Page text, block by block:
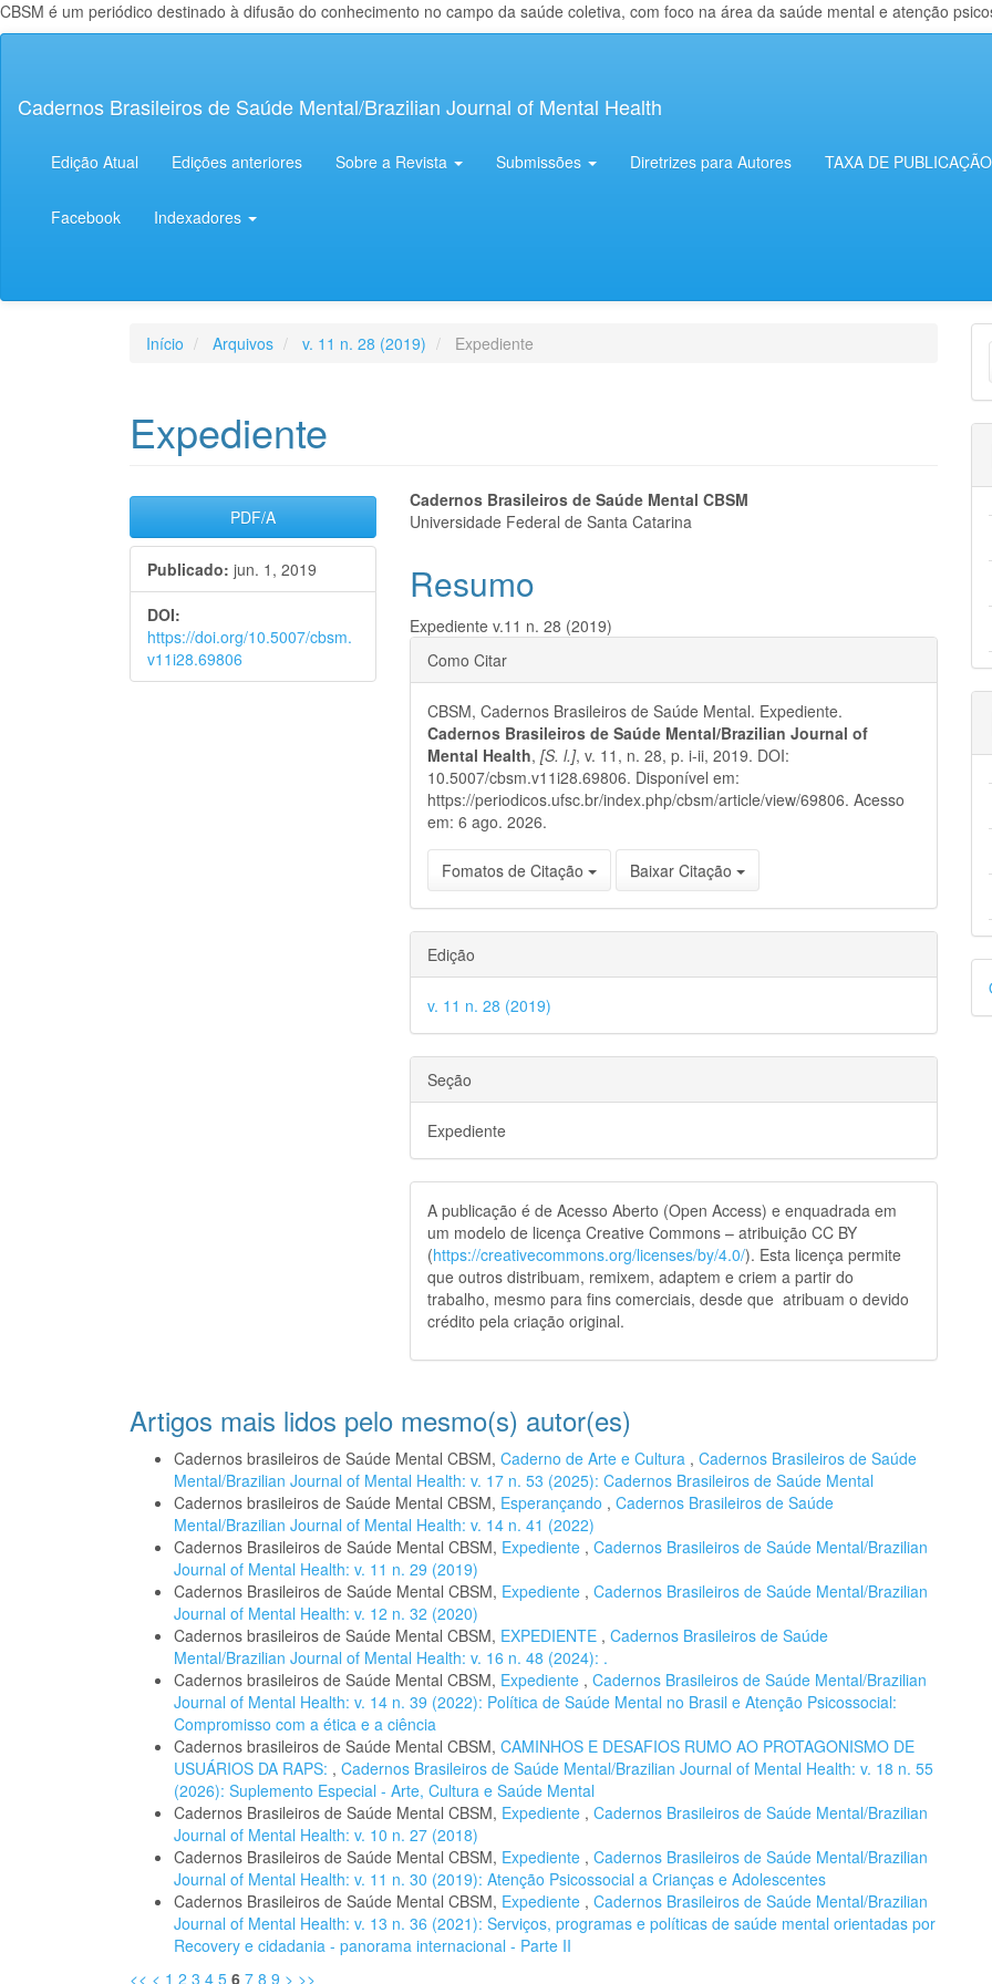
CBSM é um periódico destinado à difusão do conhecimento no campo da saúde coletiva, com foco na área da saúde mental e atenção
principal
Lateral
Cadernos Brasileiros de Saúde Mental/Brazilian Journal of Mental Health
Edição Atual Edições anteriores Sobre a Revista Submissões Diretrizes para Autores TAXA DE PUBLICAÇÃO
Facebook Indexadores
Início Arquivos v. 11 n. 28 (2019) Expediente
Expediente
Barra
lateral
de
artigos
PDF/A
Publicado: jun. 1, 2019
DOI:
https://doi.org/10.5007/cbsm.
v11i28.69806
Conteúdo
artigo
principal
Cadernos Brasileiros de Saúde Mental CBSM
Universidade Federal de Santa Catarina
Resumo
Expediente v.11 n. 28 (2019)
Detalhes
do
artigo
Como Citar
CBSM, Cadernos Brasileiros de Saúde Mental. Expediente.
Cadernos Brasileiros de Saúde Mental/Brazilian Journal of
Mental Health,[S. l.], v. 11, n. 28, p. i-ii, 2019. DOI:
10.5007/cbsm.v11i28.69806. Disponível em:
https://periodicos.ufsc.br/index.php/cbsm/article/view/69806. Acesso
em: 6 ago. 2026.
Fomatos de Citação Baixar Citação
Edição
v. 11 n. 28 (2019)
Seção
Expediente
A publicação é de Acesso Aberto (Open Access) e enquadrada em
um modelo de licença Creative Commons – atribuição CC BY
(https://creativecommons.org/licenses/by/4.0/). Esta licença permite
que outros distribuam, remixem, adaptem e criem a partir do
trabalho, mesmo para fins comerciais, desde que atribuam o devido
crédito pela criação original.
Artigos mais lidos pelo mesmo(s) autor(es)
Cadernos brasileiros de Saúde Mental CBSM, Caderno de Arte e Cultura , Cadernos Brasileiros de Saúde
Mental/Brazilian Journal of Mental Health: v. 17 n. 53 (2025): Cadernos Brasileiros de Saúde Mental
Cadernos brasileiros de Saúde Mental CBSM, Esperançando , Cadernos Brasileiros de Saúde
Mental/Brazilian Journal of Mental Health: v. 14 n. 41 (2022)
Cadernos Brasileiros de Saúde Mental CBSM, Expediente , Cadernos Brasileiros de Saúde Mental/Brazilian
Journal of Mental Health: v. 11 n. 29 (2019)
Cadernos Brasileiros de Saúde Mental CBSM, Expediente , Cadernos Brasileiros de Saúde Mental/Brazilian
Journal of Mental Health: v. 12 n. 32 (2020)
Cadernos brasileiros de Saúde Mental CBSM, EXPEDIENTE , Cadernos Brasileiros de Saúde
Mental/Brazilian Journal of Mental Health: v. 16 n. 48 (2024): .
Cadernos brasileiros de Saúde Mental CBSM, Expediente , Cadernos Brasileiros de Saúde Mental/Brazilian
Journal of Mental Health: v. 14 n. 39 (2022): Política de Saúde Mental no Brasil e Atenção Psicossocial:
Compromisso com a ética e a ciência
Cadernos brasileiros de Saúde Mental CBSM, CAMINHOS E DESAFIOS RUMO AO PROTAGONISMO DE
USUÁRIOS DA RAPS: , Cadernos Brasileiros de Saúde Mental/Brazilian Journal of Mental Health: v. 18 n. 55
(2026): Suplemento Especial - Arte, Cultura e Saúde Mental
Cadernos Brasileiros de Saúde Mental CBSM, Expediente , Cadernos Brasileiros de Saúde Mental/Brazilian
Journal of Mental Health: v. 10 n. 27 (2018)
Cadernos Brasileiros de Saúde Mental CBSM, Expediente , Cadernos Brasileiros de Saúde Mental/Brazilian
Journal of Mental Health: v. 11 n. 30 (2019): Atenção Psicossocial a Crianças e Adolescentes
Cadernos Brasileiros de Saúde Mental CBSM, Expediente , Cadernos Brasileiros de Saúde Mental/Brazilian
Journal of Mental Health: v. 13 n. 36 (2021): Serviços, programas e políticas de saúde mental orientadas por
Recovery e cidadania - panorama internacional - Parte II
<< < 1 2 3 4 5 6 7 8 9 > >>